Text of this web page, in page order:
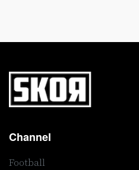
Channel
Football